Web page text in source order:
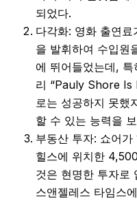
되었다.
다각화: 영화 출연
을 발휘하여 수입원
에 뛰어들었는데,
리 “Pauly Shore Is
로는 성공하지 못했
할 수 있는 능력을
부동산 투자: 쇼어
힐스에 위치한
것은 현명한 투자로
스앤젤레스 타임스